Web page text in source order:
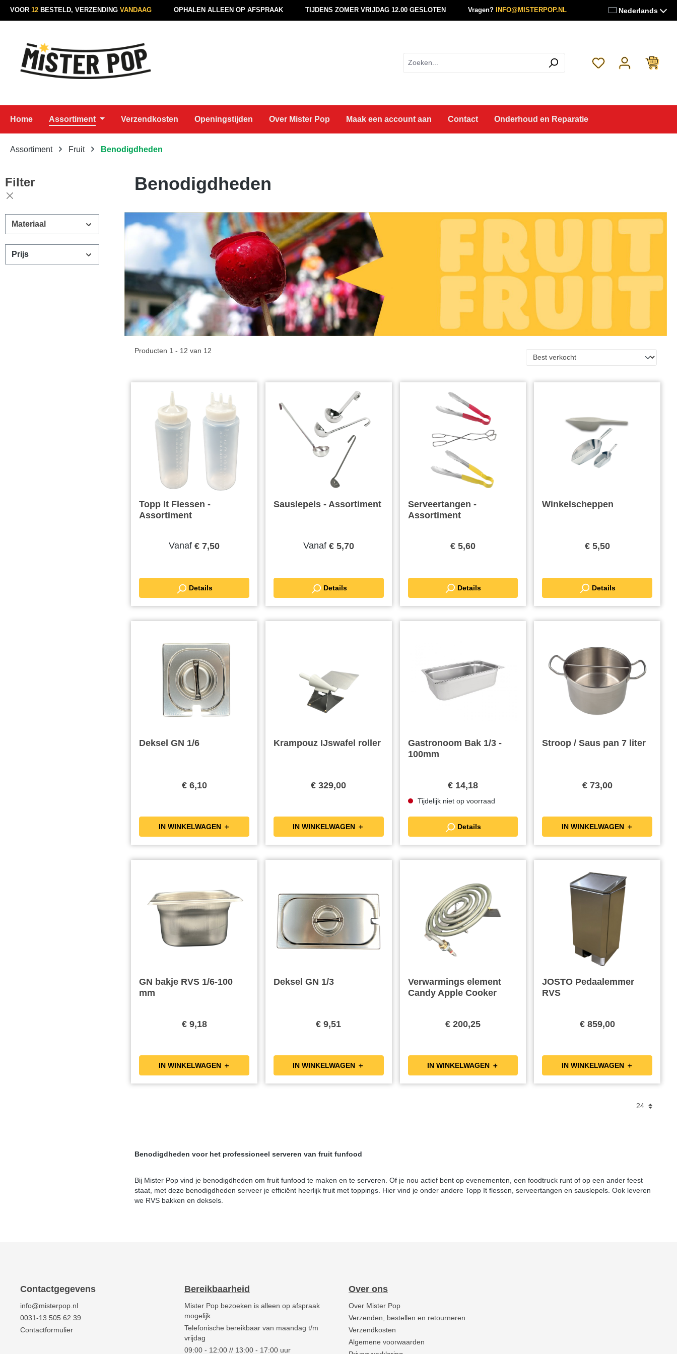
de hoofdinhoud
Ga naar de zoekopdracht
Ga naar de hoofdnavigatie
VOOR 12 BESTELD, VERZENDING VANDAAG OPHALEN ALLEEN OP AFSPRAAK TIJDENS ZOMER VRIJDAG 12.00 GESLOTEN Vragen? INFO@MISTERPOP.NL Nederlands
Je hebt 0 items op
Home Assortiment Verzendkosten Openingstijden Over Mister Pop Maak een account aan Contact Onderhoud en Reparatie
Assortiment Fruit Benodigdheden
Filter
Materiaal
Prijs
Benodigdheden
Producten 1 - 12 van 12
Topp It Flessen -
Assortiment
Vanaf € 7,50
Details
Sauslepels - Assortiment
Vanaf € 5,70
Details
Serveertangen -
Assortiment
€ 5,60
Details
Winkelscheppen
€ 5,50
Details
Deksel GN 1/6
€ 6,10
IN WINKELWAGEN ＋
Krampouz IJswafel roller
€ 329,00
IN WINKELWAGEN ＋
Gastronoom Bak 1/3 -
100mm
€ 14,18
Tijdelijk niet op voorraad
Details
Stroop / Saus pan 7 liter
€ 73,00
IN WINKELWAGEN ＋
GN bakje RVS 1/6-100
mm
€ 9,18
IN WINKELWAGEN ＋
Deksel GN 1/3
€ 9,51
IN WINKELWAGEN ＋
Verwarmings element
Candy Apple Cooker
€ 200,25
IN WINKELWAGEN ＋
JOSTO Pedaalemmer
RVS
€ 859,00
IN WINKELWAGEN ＋
Benodigdheden voor het professioneel serveren van fruit funfood
Bij Mister Pop vind je benodigdheden om fruit funfood te maken en te serveren. Of je nou actief bent op evenementen, een foodtruck runt of op een ander feest
staat, met deze benodigdheden serveer je efficiënt heerlijk fruit met toppings. Hier vind je onder andere Topp It flessen, serveertangen en sauslepels. Ook leveren
we RVS bakken en deksels.
Contactgegevens
info@misterpop.nl
0031-13 505 62 39
Contactformulier
Bereikbaarheid
Mister Pop bezoeken is alleen op afspraak
mogelijk
Telefonische bereikbaar van maandag t/m
vrijdag
09:00 - 12:00 // 13:00 - 17:00 uur
Over ons
Over Mister Pop
Verzenden, bestellen en retourneren
Verzendkosten
Algemene voorwaarden